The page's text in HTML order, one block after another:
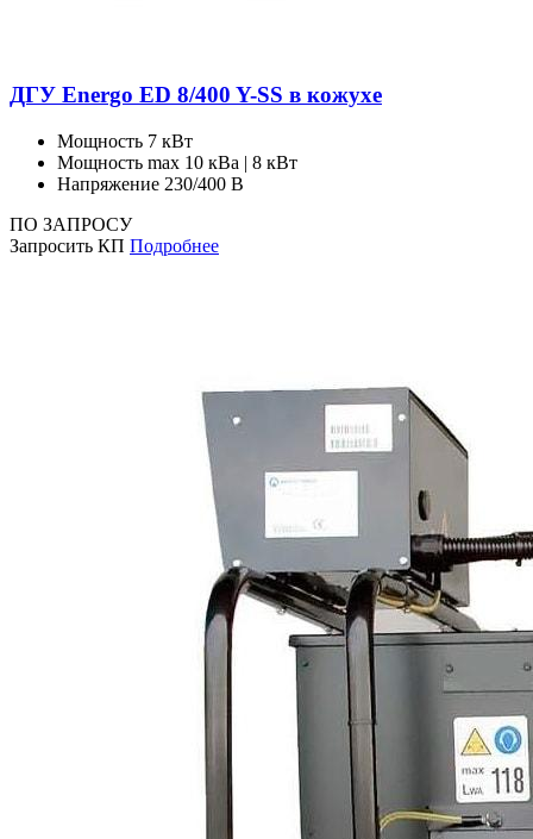
ДГУ Energo ED 8/400 Y-SS в кожухе
Мощность 7 кВт
Мощность max 10 кВа | 8 кВт
Напряжение 230/400 В
ПО ЗАПРОСУ
Запросить КП Подробнее